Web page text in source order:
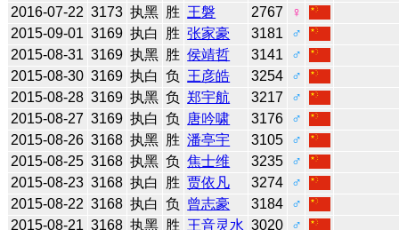
2016-07-22 3173 执黑 胜 王磐 2767
♀
2015-09-01 3169 执白 胜 张家豪 3181
♂
2015-08-31 3169 执黑 胜 侯靖哲 3141
♂
2015-08-30 3169 执白 负 王彦皓 3254
♂
2015-08-28 3169 执黑 负 郑宇航 3217
♂
2015-08-27 3169 执白 负 唐吟啸 3176
♂
2015-08-26 3168 执黑 胜 潘亭宇 3105
♂
2015-08-25 3168 执黑 负 焦士维 3235
♂
2015-08-23 3168 执白 胜 贾依凡 3274
♂
2015-08-22 3168 执白 负 曾志豪 3184
♂
2015-08-21 3168 执黑 胜 王音灵水 3020 ♂